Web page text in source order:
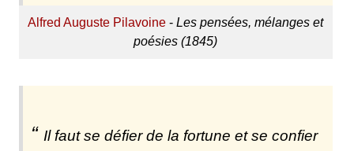
Alfred Auguste Pilavoine -Les pensées, mélanges et
poésies (1845)
Il faut se défier de la fortune et se confier